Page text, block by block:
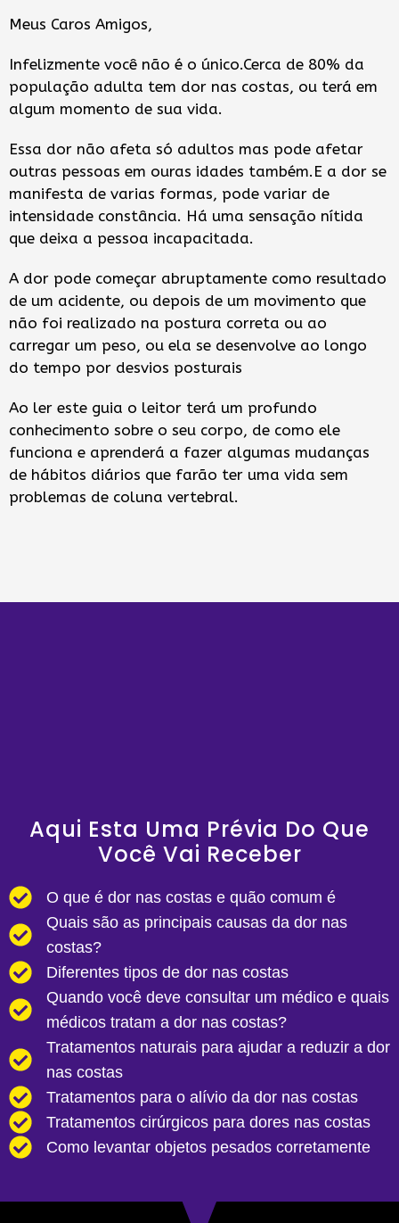
Meus Caros Amigos,
Infelizmente você não é o único.Cerca de 80% da
população adulta tem dor nas costas, ou terá em
algum momento de sua vida.
Essa dor não afeta só adultos mas pode afetar
outras pessoas em ouras idades também.E a dor se
manifesta de varias formas, pode variar de
intensidade constância. Há uma sensação nítida
que deixa a pessoa incapacitada.
A dor pode começar abruptamente como resultado
de um acidente, ou depois de um movimento que
não foi realizado na postura correta ou ao
carregar um peso, ou ela se desenvolve ao longo
do tempo por desvios posturais
Ao ler este guia o leitor terá um profundo
conhecimento sobre o seu corpo, de como ele
funciona e aprenderá a fazer algumas mudanças
de hábitos diários que farão ter uma vida sem
problemas de coluna vertebral.
Aqui Esta Uma Prévia Do Que
Você Vai Receber
O que é dor nas costas e quão comum é
Quais são as principais causas da dor nas
costas?
Diferentes tipos de dor nas costas
Quando você deve consultar um médico e quais
médicos tratam a dor nas costas?
Tratamentos naturais para ajudar a reduzir a dor
nas costas
Tratamentos para o alívio da dor nas costas
Tratamentos cirúrgicos para dores nas costas
Como levantar objetos pesados ​​corretamente